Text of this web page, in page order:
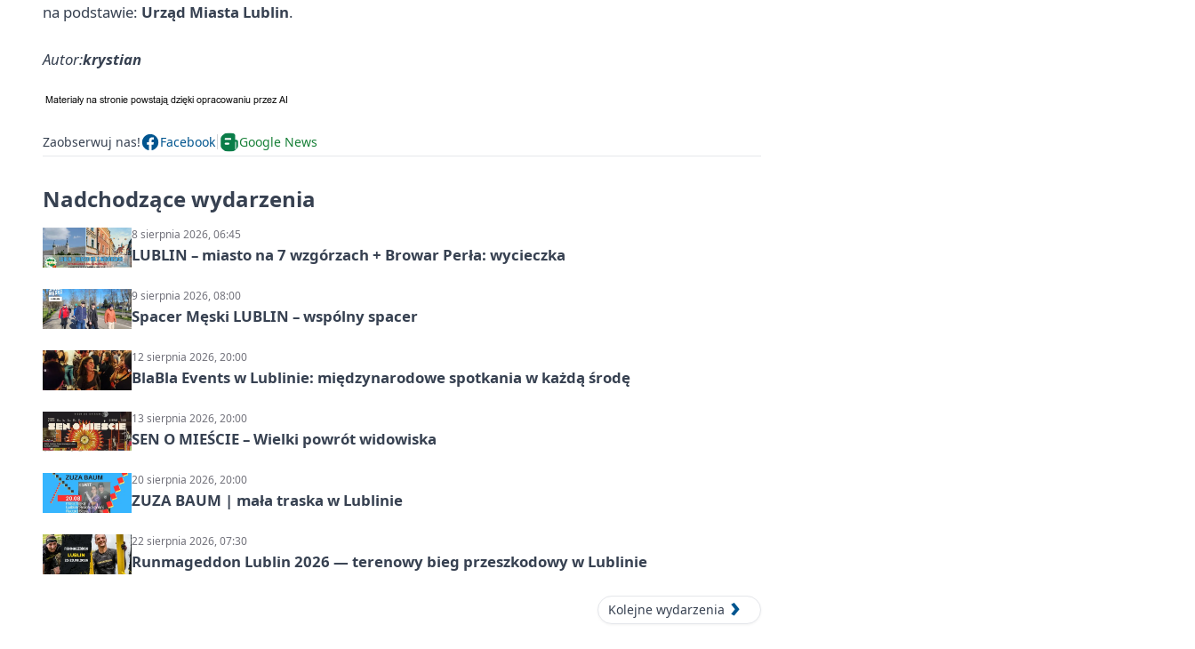
na podstawie: Urząd Miasta Lublin.
Autor:krystian
Zaobserwuj nas! Facebook Google News
Nadchodzące wydarzenia
8 sierpnia 2026, 06:45
LUBLIN – miasto na 7 wzgórzach + Browar Perła: wycieczka
9 sierpnia 2026, 08:00
Spacer Męski LUBLIN – wspólny spacer
12 sierpnia 2026, 20:00
BlaBla Events w Lublinie: międzynarodowe spotkania w każdą środę
13 sierpnia 2026, 20:00
SEN O MIEŚCIE – Wielki powrót widowiska
20 sierpnia 2026, 20:00
ZUZA BAUM | mała traska w Lublinie
22 sierpnia 2026, 07:30
Runmageddon Lublin 2026 — terenowy bieg przeszkodowy w Lublinie
Kolejne wydarzenia